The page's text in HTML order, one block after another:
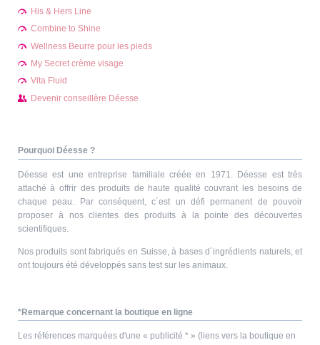
His & Hers Line
Combine to Shine
Wellness Beurre pour les pieds
My Secret crème visage
Vita Fluid
Devenir conseillère Déesse
Pourquoi Déesse ?
Déesse est une entreprise familiale créée en 1971. Déesse est très
attaché à offrir des produits de haute qualité couvrant les besoins de
chaque peau. Par conséquent, c´est un défi permanent de pouvoir
proposer à nos clientes des produits à la pointe des découvertes
scientifiques.
Nos produits sont fabriqués en Suisse, à bases d´ingrédients naturels, et
ont toujours été développés sans test sur les animaux.
*Remarque concernant la boutique en ligne
Les références marquées d'une « publicité * » (liens vers la boutique en